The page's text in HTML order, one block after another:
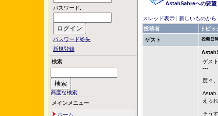
パスワード:
パスワード紛失
新規登録
検索
高度な検索
メインメニュー
ホーム
AstahSahreへの要望
スレッド表示 | 新しいものから
投稿者
トピッ
ゲスト
投稿日
ゲス
---
度々
Astah
えら
そう